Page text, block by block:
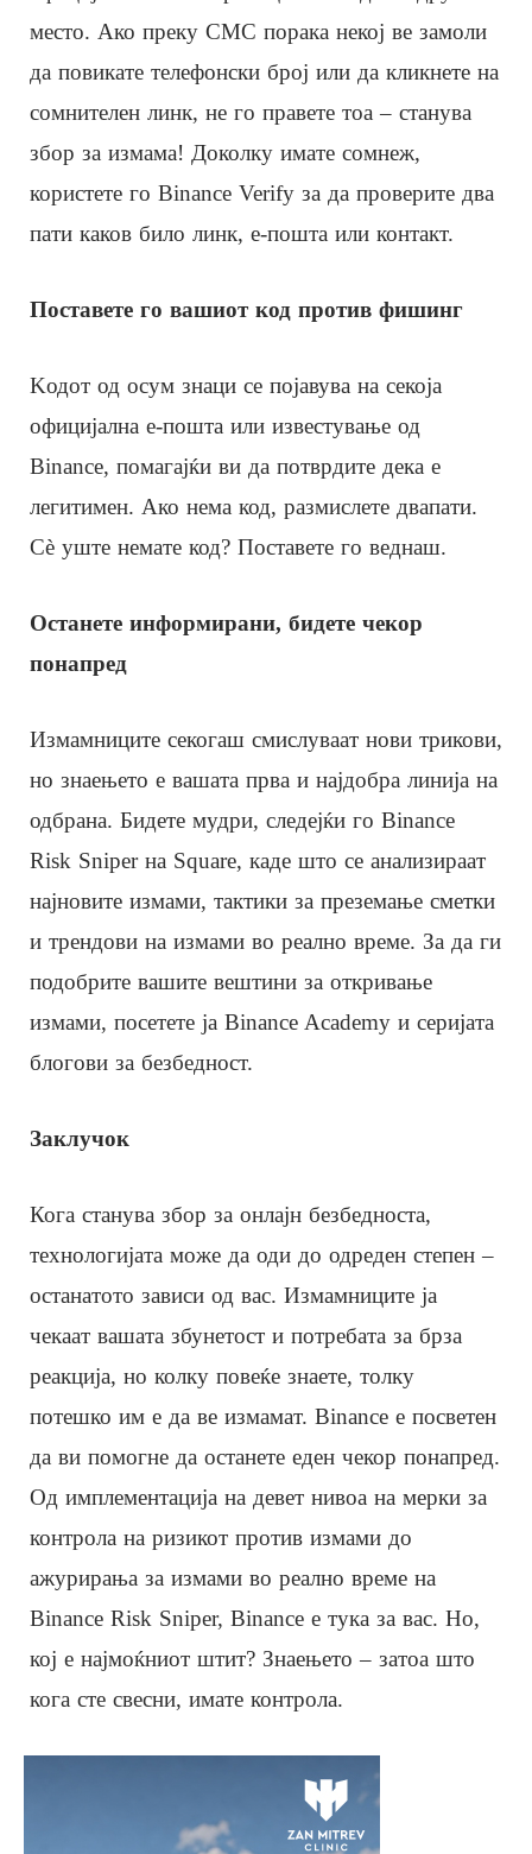
место. Ако преку СМС порака некој ве замоли
да повикате телефонски број или да кликнете на
сомнителен линк, не го правете тоа – станува
збор за измама! Доколку имате сомнеж,
користете го Binance Verify за да проверите два
пати каков било линк, е-пошта или контакт.
Поставете го вашиот код против фишинг
Kодот од осум знаци се појавува на секоја
официјална е-пошта или известување од
Binance, помагајќи ви да потврдите дека е
легитимен. Ако нема код, размислете двапати.
Сè уште немате код? Поставете го веднаш.
Останете информирани, бидете чекор
понапред
Измамниците секогаш смислуваат нови трикови,
но знаењето е вашата прва и најдобра линија на
одбрана. Бидете мудри, следејќи го Binance
Risk Sniper на Square, каде што се анализираат
најновите измами, тактики за преземање сметки
и трендови на измами во реално време. За да ги
подобрите вашите вештини за откривање
измами, посетете ја Binance Academy и серијата
блогови за безбедност.
Заклучок
Кога станува збор за онлајн безбедноста,
технологијата може да оди до одреден степен –
останатото зависи од вас. Измамниците ја
чекаат вашата збунетост и потребата за брза
реакција, но колку повеќе знаете, толку
потешко им е да ве измамат. Binance е посветен
да ви помогне да останете еден чекор понапред.
Од имплементација на девет нивоа на мерки за
контрола на ризикот против измами до
ажурирања за измами во реално време на
Binance Risk Sniper, Binance е тука за вас. Но,
кој е најмоќниот штит? Знаењето – затоа што
кога сте свесни, имате контрола.